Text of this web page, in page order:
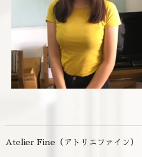
Atelier Fine（アトリエファイン）